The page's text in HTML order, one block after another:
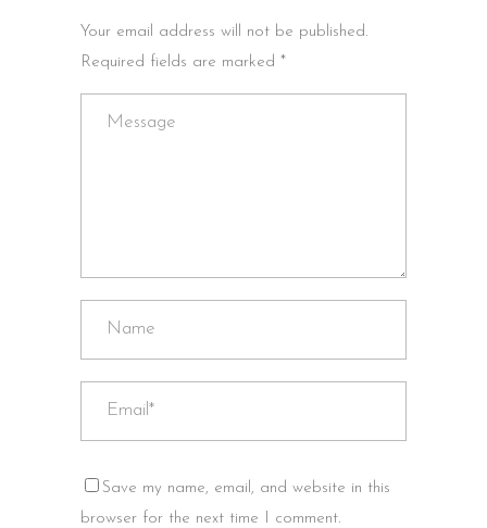
Your email address will not be published.
Required fields are marked *
Save my name, email, and website in this
browser for the next time I comment.